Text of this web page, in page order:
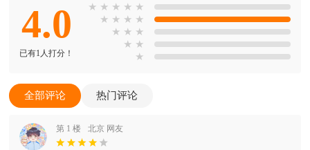
4.0
已有1人打分！
★ ★ ★ ★ ★
★ ★ ★ ★
★ ★ ★
★ ★
★
全部评论 热门评论
第 1 楼 北京 网友